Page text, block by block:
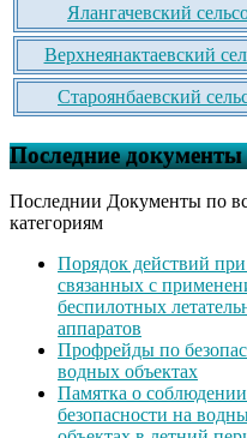
Ялангачевский
Верхнеянактаевский
Староянбаевский
Последние документы
Последнии Документы по
категориям
Порядок действий при
связанных с
беспилотных
аппаратов
Профрейды по
водных объектах
Памятка о
безопасности на